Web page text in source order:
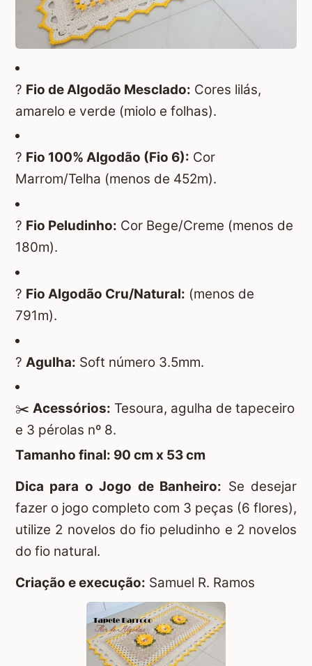
? Fio de Algodão Mesclado: Cores lilás,
amarelo e verde (miolo e folhas).
? Fio 100% Algodão (Fio 6): Cor
Marrom/Telha (menos de 452m).
? Fio Peludinho: Cor Bege/Creme (menos de
180m).
? Fio Algodão Cru/Natural: (menos de
791m).
? Agulha: Soft número 3.5mm.
✂️ Acessórios: Tesoura, agulha de tapeceiro
e 3 pérolas nº 8.
Tamanho final: 90 cm x 53 cm
Dica para o Jogo de Banheiro: Se desejar
fazer o jogo completo com 3 peças (6 flores),
utilize 2 novelos do fio peludinho e 2 novelos
do fio natural.
Criação e execução: Samuel R. Ramos